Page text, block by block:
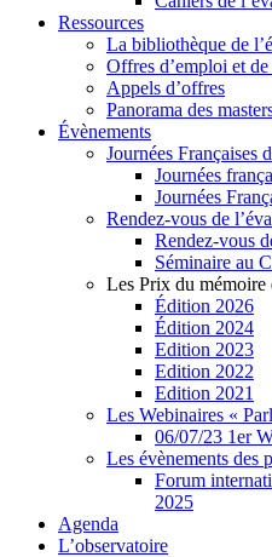
Ressources
La bibliothèque de
Offres d’emploi et de
Appels d’offres
Panorama des
Évènements
Journées Françaises
Journées
Journées
Rendez-vous de
Rendez-vous
Séminaire au
Les Prix du mémoire
Édition 2026
Édition 2024
Edition 2023
Edition 2022
Edition 2021
Les Webinaires «
06/07/23 1er
Les évènements des
Forum
2025
Agenda
L’observatoire